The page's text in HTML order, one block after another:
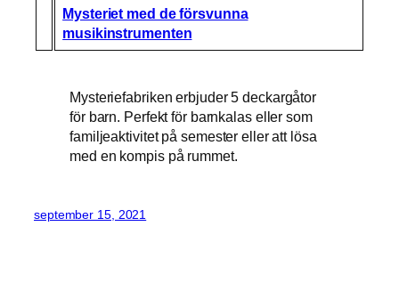
Mysteriet med de försvunna
musikinstrumenten
Mysteriefabriken erbjuder 5 deckargåtor
för barn. Perfekt för barnkalas eller som
familjeaktivitet på semester eller att lösa
med en kompis på rummet.
september 15, 2021